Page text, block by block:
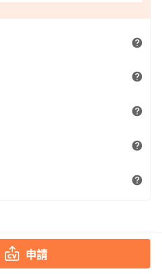
申請